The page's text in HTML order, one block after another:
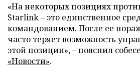
«На некоторых позициях
Starlink – это единственное
командованием. После ее
часто теряет возможность
этой позиции», – пояснил
«Новости».